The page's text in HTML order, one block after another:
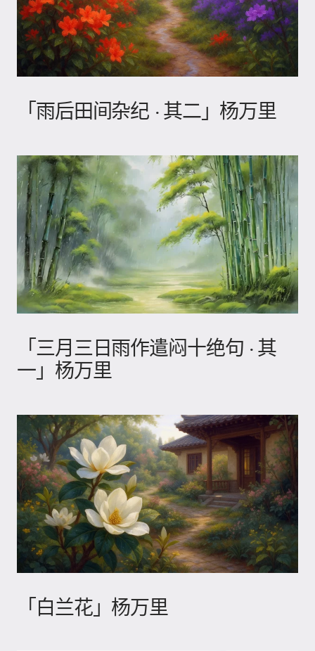
「雨后田间杂纪 · 其二」杨万里
「三月三日雨作遣闷十绝句 · 其
一」杨万里
「白兰花」杨万里